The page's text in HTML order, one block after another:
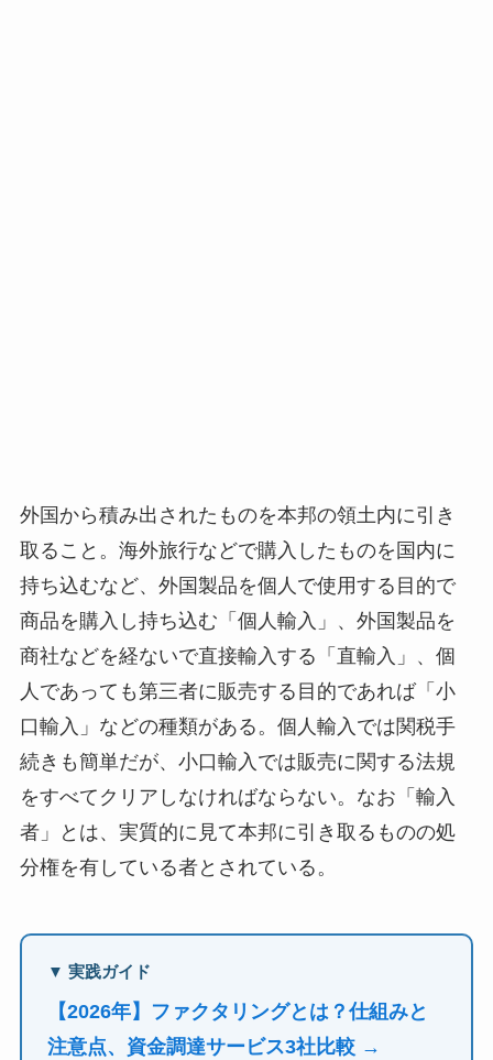
外国から積み出されたものを本邦の領土内に引き
取ること。海外旅行などで購入したものを国内に
持ち込むなど、外国製品を個人で使用する目的で
商品を購入し持ち込む「個人輸入」、外国製品を
商社などを経ないで直接輸入する「直輸入」、個
人であっても第三者に販売する目的であれば「小
口輸入」などの種類がある。個人輸入では関税手
続きも簡単だが、小口輸入では販売に関する法規
をすべてクリアしなければならない。なお「輸入
者」とは、実質的に見て本邦に引き取るものの処
分権を有している者とされている。
▼ 実践ガイド
【2026年】ファクタリングとは？仕組みと
注意点、資金調達サービス3社比較 →